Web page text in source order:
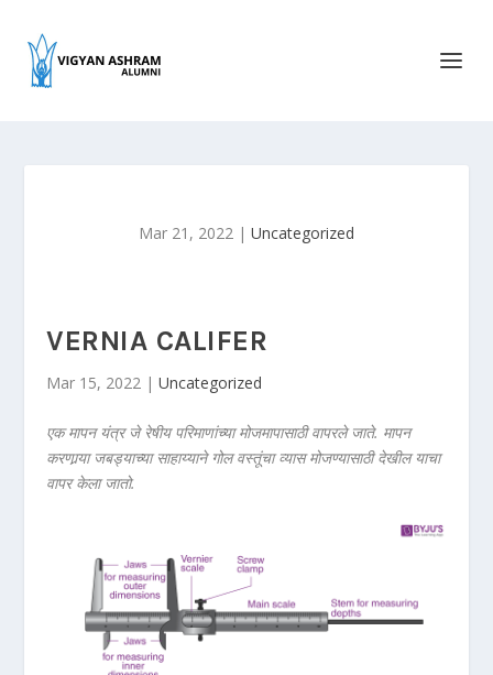
Mar 21, 2022 | Uncategorized
VERNIA CALIFER
Mar 15, 2022 |Uncategorized
एक मापन यंत्र जे रेषीय परिमाणांच्या मोजमापासाठी वापरले जाते. मापन
करणार्‍या जबड्याच्या साहाय्याने गोल वस्तूंचा व्यास मोजण्यासाठी देखील याचा
वापर केला जातो.